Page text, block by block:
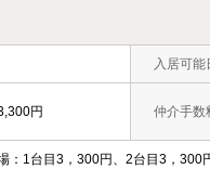
入居可能
円 仲介手数
：1台目3，300円、2台目3，